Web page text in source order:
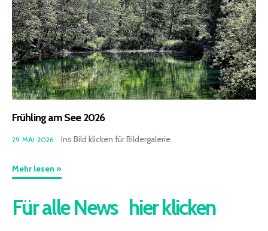
Frühling am See 2026
29 MAI 2026 Ins Bild klicken für Bildergalerie
Mehr lesen »
Für alle News hier klicken